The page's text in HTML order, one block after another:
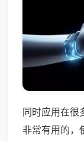
同时应用在很
非常有用的，